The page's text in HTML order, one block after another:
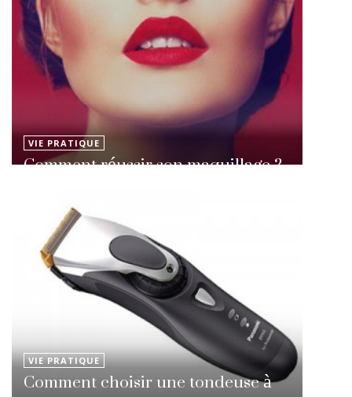
VIE PRATIQUE
Comment réussir son maquillage ?
VIE PRATIQUE
Comment choisir une tondeuse à